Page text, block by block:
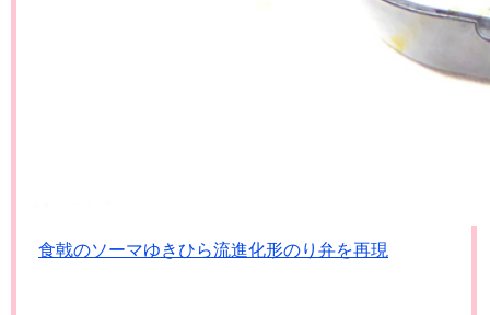
食戟のソーマゆきひら流進化形のり弁を再現